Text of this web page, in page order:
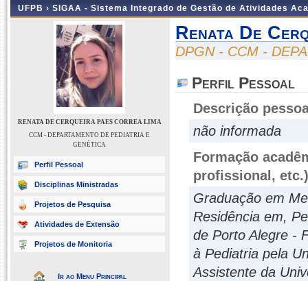
UFPB › SIGAA - Sistema Integrado de Gestão de Atividades
RENATA DE CERQUEIRA PAES CORREA LIMA
CCM - DEPARTAMENTO DE PEDIATRIA E
GENÉTICA
Perfil Pessoal
Disciplinas Ministradas
Projetos de Pesquisa
Atividades de Extensão
Projetos de Monitoria
Ir ao Menu Principal
Renata De
DPGN - CCM -
Perfil Pessoal
Descrição
não informada
Formação
profissional, etc.)
Graduação em
Residência em,
de Porto Alegre -
à Pediatria pela
Assistente da